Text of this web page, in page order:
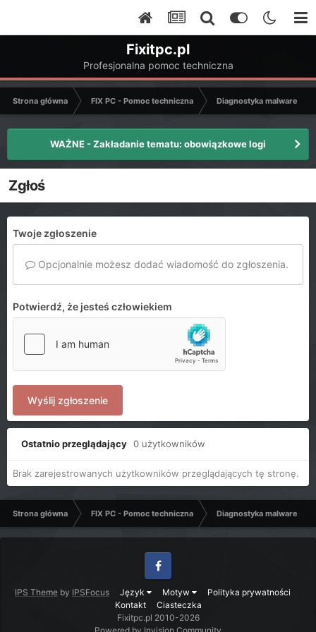
Fixitpc.pl
Profesjonalna pomoc techniczna
Strona główna FIX PC - Pomoc techniczna Diagnostyka malware -
WAŻNE - Zakładanie tematu: obowiązkowe logi
Zgłoś
Twoje zgłoszenie
Opcjonalnie możesz dodać wiadomość do zgłoszenia.
Potwierdź, że jesteś człowiekiem
Wyślij zgłoszenie
Ostatnio przeglądający 0 użytkowników
Brak zarejestrowanych użytkowników przeglądających tę stronę.
Strona główna FIX PC - Pomoc techniczna Diagnostyka malware -
IPS Theme by IPSFocus Język Motyw
Polityka prywatności
Kontakt
Ciasteczka
Facebook
Fixitpc.pl 2010-2026